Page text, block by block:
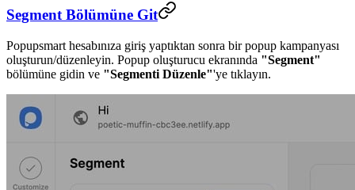
Segment Bölümüne Git
Popupsmart hesabınıza giriş yaptıktan sonra bir popup kampanyası
oluşturun/düzenleyin. Popup oluşturucu ekranında "Segment"
bölümüne gidin ve "Segmenti Düzenle"'ye tıklayın.